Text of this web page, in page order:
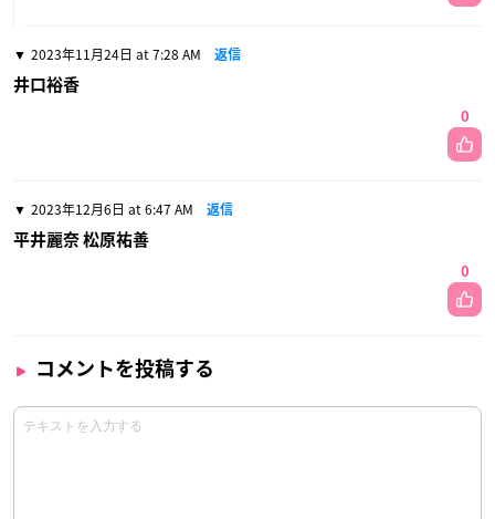
2023年11月24日 at 7:28 AM 返信
井口裕香
0
2023年12月6日 at 6:47 AM 返信
平井麗奈 松原祐善
0
コメントを投稿する